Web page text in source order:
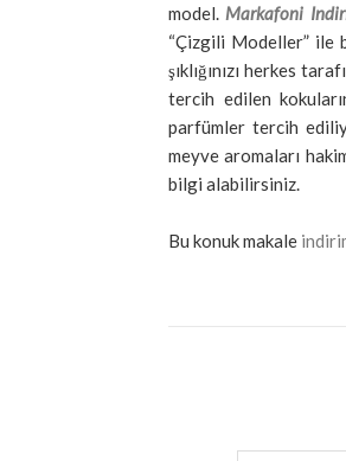
model. Markafoni
“Çizgili Modeller” ile
şıklığınızı herkes
tercih edilen
parfümler tercih
meyve aromaları
bilgi alabilirsiniz.
Bu konuk makale